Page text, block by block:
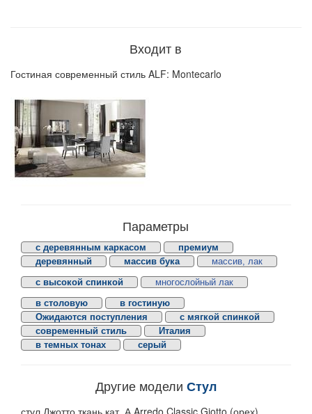
Входит в
Гостиная современный стиль ALF: Montecarlo
Параметры
с деревянным каркасом
премиум
деревянный
массив бука
массив, лак
с высокой спинкой
многослойный лак
в столовую
в гостиную
Ожидаются поступления
с мягкой спинкой
современный стиль
Италия
в темных тонах
серый
Другие модели Стул
стул Джотто ткань кат. А Arredo Classic Giotto (орех)